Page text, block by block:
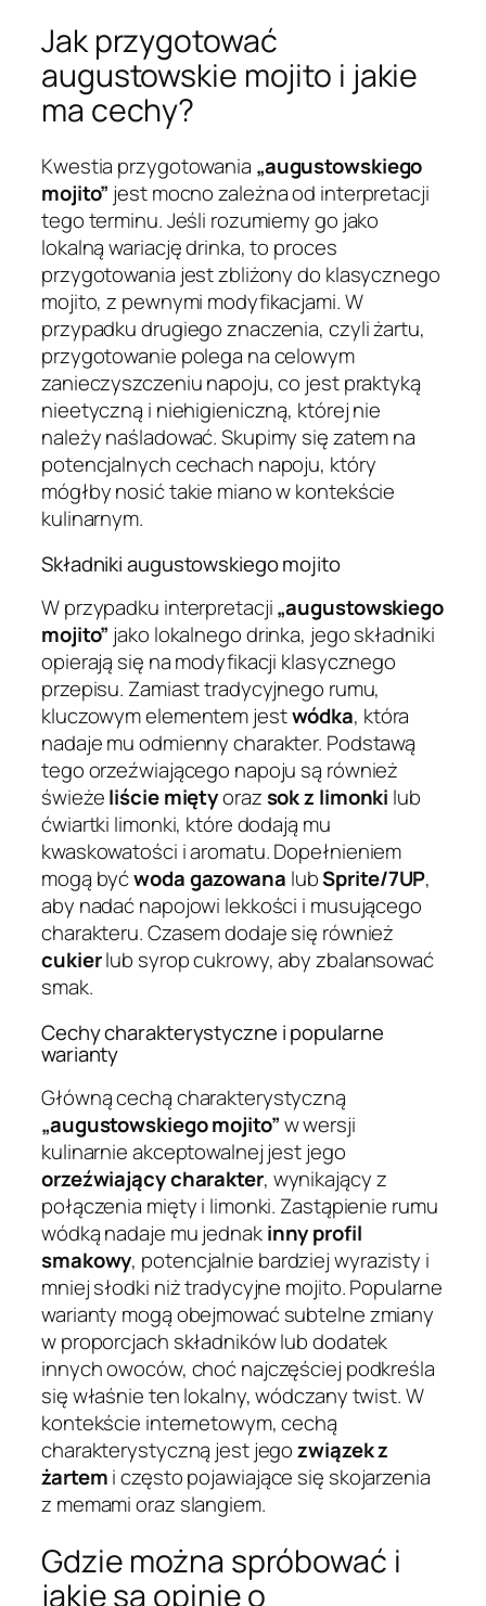
Jak przygotować
augustowskie mojito i jakie
ma cechy?
Kwestia przygotowania „augustowskiego
mojito” jest mocno zależna od interpretacji
tego terminu. Jeśli rozumiemy go jako
lokalną wariację drinka, to proces
przygotowania jest zbliżony do klasycznego
mojito, z pewnymi modyfikacjami. W
przypadku drugiego znaczenia, czyli żartu,
przygotowanie polega na celowym
zanieczyszczeniu napoju, co jest praktyką
nieetyczną i niehigieniczną, której nie
należy naśladować. Skupimy się zatem na
potencjalnych cechach napoju, który
mógłby nosić takie miano w kontekście
kulinarnym.
Składniki augustowskiego mojito
W przypadku interpretacji„augustowskiego
mojito” jako lokalnego drinka, jego składniki
opierają się na modyfikacji klasycznego
przepisu. Zamiast tradycyjnego rumu,
kluczowym elementem jestwódka, która
nadaje mu odmienny charakter. Podstawą
tego orzeźwiającego napoju są również
świeżeliście miętyorazsok z limonki lub
ćwiartki limonki, które dodają mu
kwaskowatości i aromatu. Dopełnieniem
mogą byćwoda gazowana lubSprite/7UP,
aby nadać napojowi lekkości i musującego
charakteru. Czasem dodaje się również
cukierlub syrop cukrowy, aby zbalansować
smak.
Cechy charakterystyczne i popularne
warianty
Główną cechą charakterystyczną
„augustowskiego mojito”w wersji
kulinarnie akceptowalnej jest jego
orzeźwiający charakter, wynikający z
połączenia mięty i limonki. Zastąpienie rumu
wódką nadaje mu jednakinny profil
smakowy, potencjalnie bardziej wyrazisty i
mniej słodki niż tradycyjne mojito. Popularne
warianty mogą obejmować subtelne zmiany
w proporcjach składników lub dodatek
innych owoców, choć najczęściej podkreśla
się właśnie ten lokalny, wódczany twist. W
kontekście internetowym, cechą
charakterystyczną jest jegozwiązek z
żartemi często pojawiające się skojarzenia
z memami oraz slangiem.
Gdzie można spróbować i
jakie są opinie o